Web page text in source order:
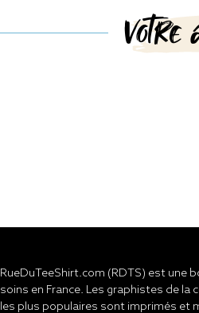
Votre
RueDuTeeShirt.com (RDTS) est une
soins en France. Les graphistes de
les plus populaires sont imprimés et